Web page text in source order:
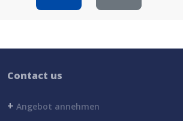
Contact us
+ Angebot annehmen